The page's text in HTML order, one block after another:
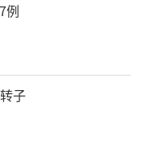
例
子